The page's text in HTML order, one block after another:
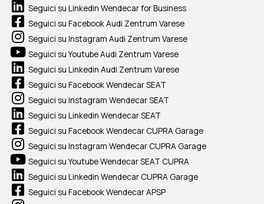
Seguici su Linkedin Wendecar for Business
Seguici su Facebook Audi Zentrum Varese
Seguici su Instagram Audi Zentrum Varese
Seguici su Youtube Audi Zentrum Varese
Seguici su Linkedin Audi Zentrum Varese
Seguici su Facebook Wendecar SEAT
Seguici su Instagram Wendecar SEAT
Seguici su Linkedin Wendecar SEAT
Seguici su Facebook Wendecar CUPRA Garage
Seguici su Instagram Wendecar CUPRA Garage
Seguici su Youtube Wendecar SEAT CUPRA
Seguici su Linkedin Wendecar CUPRA Garage
Seguici su Facebook Wendecar APSP